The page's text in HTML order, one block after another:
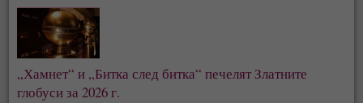
„Хамнет“ и „Битка след битка“ печелят Златните
глобуси за 2026 г.